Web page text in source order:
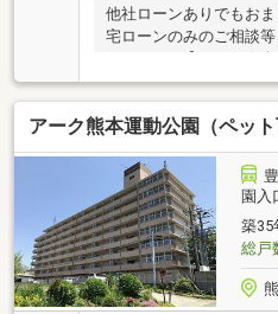
他社ローンありでもお
宅ローンのみのご相談等
住宅ローンの組み方は
活スタイル・ご年収な
ラット35等のお借入先
どう設定するかによっ
が出ます。ゆめハウス
わかりやすく説明し、
す！物件の内覧はもち
気軽にお問い合わせく
アーク熊本運動公園（ペット
園入
築35
総戸